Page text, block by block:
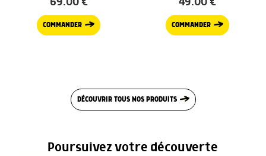
COMMANDER COMMANDER
DÉCOUVRIR TOUS NOS PRODUITS
Poursuivez votre découverte